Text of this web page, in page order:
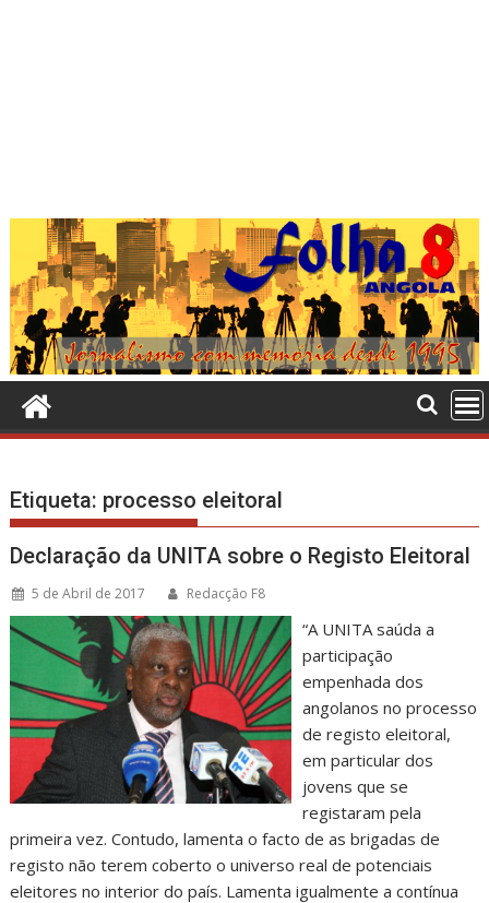
Etiqueta: processo eleitoral
Declaração da UNITA sobre o Registo Eleitoral
5 de Abril de 2017 Redacção F8
“A UNITA saúda a
participação
empenhada dos
angolanos no processo
de registo eleitoral,
em particular dos
jovens que se
registaram pela
primeira vez. Contudo, lamenta o facto de as brigadas de
registo não terem coberto o universo real de potenciais
eleitores no interior do país. Lamenta igualmente a contínua